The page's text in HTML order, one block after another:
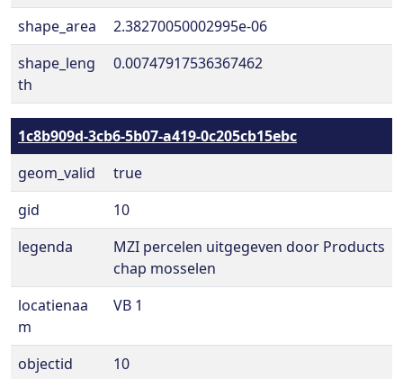
shape_area
2.38270050002995e-06
shape_leng
th
0.00747917536367462
1c8b909d-3cb6-5b07-a419-0c205cb15ebc
geom_valid
true
gid
10
legenda
MZI percelen uitgegeven door Products
chap mosselen
locatienaa
m
VB 1
objectid 10